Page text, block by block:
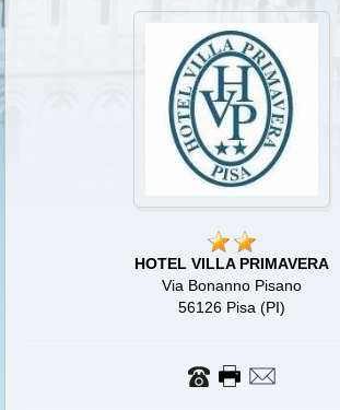
HOTEL VILLA PRIMAVERA
Via Bonanno Pisano
56126 Pisa (PI)